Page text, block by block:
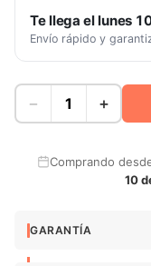
Te llega ellunes
Envío rápido y
− +
Comprando
10
GARANTÍA